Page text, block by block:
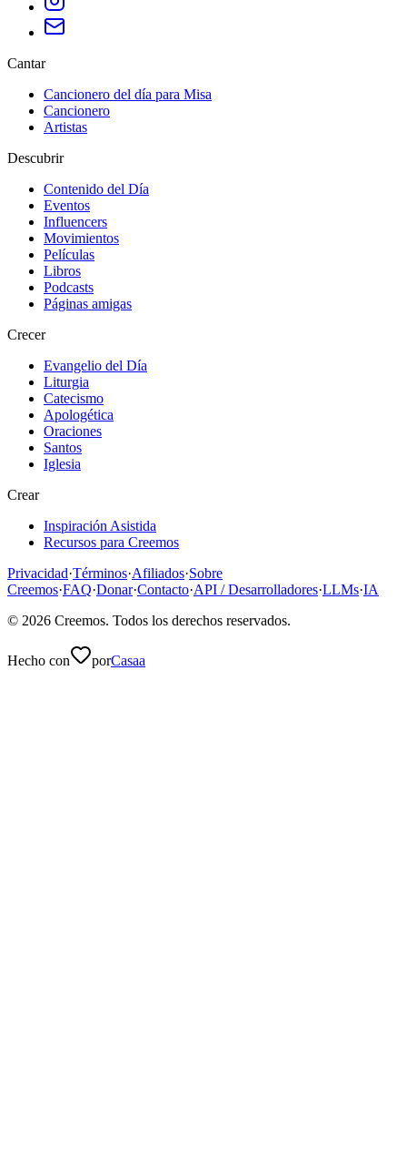
Cantar
Cancionero del día para Misa
Cancionero
Artistas
Descubrir
Contenido del Día
Eventos
Influencers
Movimientos
Películas
Libros
Podcasts
Páginas amigas
Crecer
Evangelio del Día
Liturgia
Catecismo
Apologética
Oraciones
Santos
Iglesia
Crear
Inspiración Asistida
Recursos para Creemos
Privacidad·Términos·Afiliados·Sobre
Creemos·FAQ·Donar·Contacto·API / Desarrolladores·LLMs·IA
© 2026 Creemos. Todos los derechos reservados.
Hecho con porCasaa